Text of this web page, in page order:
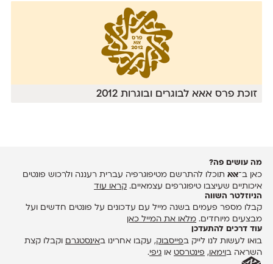
זוכת פרס אאא לבוגרים ובוגרות 2012
מה עושים פה?
כאן ב־אאאתוכלו להתרשם מטיפוגרפיה עברית רעננה ולרכוש פונטים
איכותיים שעיצבו טיפוגרפים עצמאיים. קראו עוד
הניוזלטר השווה
קבלו מספר פעמים בשנה מייל עם עדכונים על פונטים חדשים ועל
מבצעים מיוחדים. מלאו את המייל כאן
עוד דרכים להתעדכן
בואו לעשות לנו לייק בפייסבוק, עקבו אחרינו באינסטגרם
וקבלו קצת
השראה בוימאו , פינטרסטאו גיפי.